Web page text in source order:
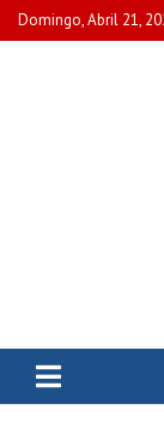
Skip
to
Domingo, Abril 21,
recentes e veja
reportagens e